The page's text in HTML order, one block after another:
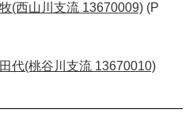
(西山川支流 13670009) (P
代(桃谷川支流 13670010)